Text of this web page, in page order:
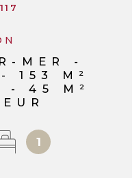
MER -
153 M²
- 45 M²
1